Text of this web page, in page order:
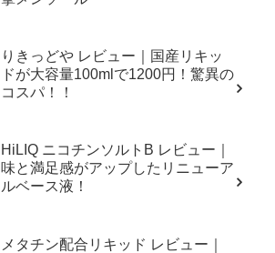
りきっどや レビュー｜国産リキッ
ドが大容量100mlで1200円！驚異の
コスパ！！
HiLIQ ニコチンソルトB レビュー｜
味と満足感がアップしたリニューア
ルベース液！
メタチン配合リキッド レビュー｜